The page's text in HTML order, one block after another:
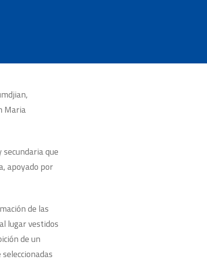
Maria
que
apoyado por
de las
lugar vestidos
de un